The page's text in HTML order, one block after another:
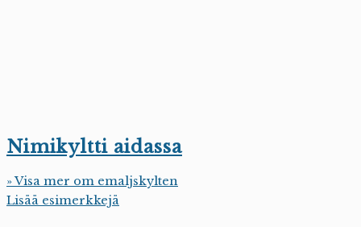
Nimikyltti aidassa
» Visa mer om emaljskylten
Lisää esimerkkejä